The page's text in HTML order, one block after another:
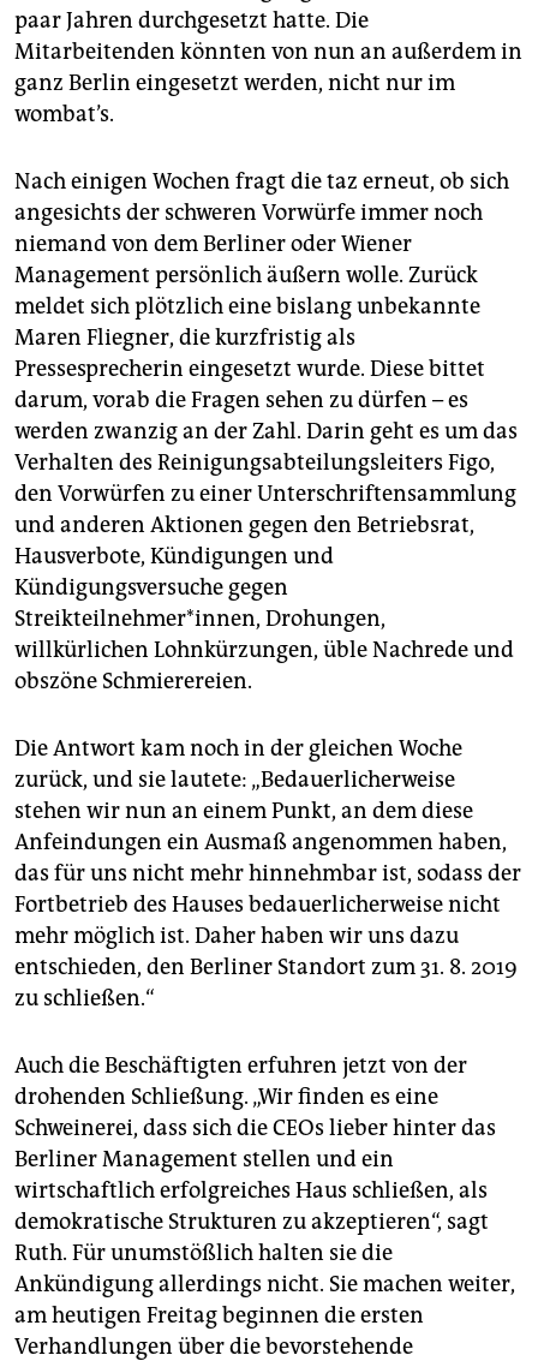
paar Jahren durchgesetzt hatte. Die
Mitarbeitenden könnten von nun an außerdem in
ganz Berlin eingesetzt werden, nicht nur im
wombat’s.
Nach einigen Wochen fragt die taz erneut, ob sich
angesichts der schweren Vorwürfe immer noch
niemand von dem Berliner oder Wiener
Management persönlich äußern wolle. Zurück
meldet sich plötzlich eine bislang unbekannte
Maren Fliegner, die kurzfristig als
Pressesprecherin eingesetzt wurde. Diese bittet
darum, vorab die Fragen sehen zu dürfen – es
werden zwanzig an der Zahl. Darin geht es um das
Verhalten des Reinigungsabteilungsleiters Figo,
den Vorwürfen zu einer Unterschriftensammlung
und anderen Aktionen gegen den Betriebsrat,
Hausverbote, Kündigungen und
Kündigungsversuche gegen
Streikteilnehmer*innen, Drohungen,
willkürlichen Lohnkürzungen, üble Nachrede und
obszöne Schmierereien.
Die Antwort kam noch in der gleichen Woche
zurück, und sie lautete: „Bedauerlicherweise
stehen wir nun an einem Punkt, an dem diese
Anfeindungen ein Ausmaß angenommen haben,
das für uns nicht mehr hinnehmbar ist, sodass der
Fortbetrieb des Hauses bedauerlicherweise nicht
mehr möglich ist. Daher haben wir uns dazu
entschieden, den Berliner Standort zum 31. 8. 2019
zu schließen.“
Auch die Beschäftigten erfuhren jetzt von der
drohenden Schließung. „Wir finden es eine
Schweinerei, dass sich die CEOs lieber hinter das
Berliner Management stellen und ein
wirtschaftlich erfolgreiches Haus schließen, als
demokratische Strukturen zu akzeptieren“, sagt
Ruth. Für unumstößlich halten sie die
Ankündigung allerdings nicht. Sie machen weiter,
am heutigen Freitag beginnen die ersten
Verhandlungen über die bevorstehende